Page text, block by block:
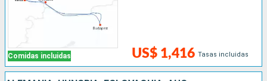
Comidas incluidas US$ 1,416 Tasas incluidas